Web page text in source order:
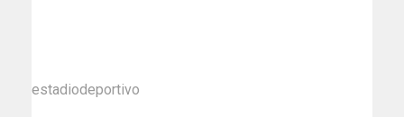
estadiodeportivo